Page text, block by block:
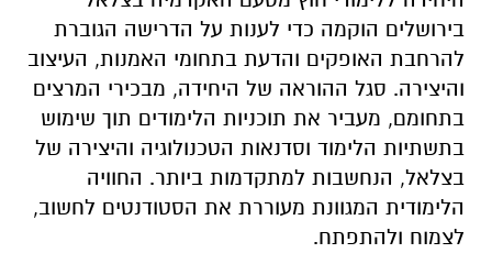
בירושלים הוקמה כדי לענות על הדרישה הגוברת
להרחבת האופקים והדעת בתחומי האמנות, העיצוב
והיצירה. סגל ההוראה של היחידה, מבכירי המרצים
בתחומם, מעביר את תוכניות הלימודים תוך שימוש
בתשתיות הלימוד וסדנאות הטכנולוגיה והיצירה של
בצלאל, הנחשבות למתקדמות ביותר. החוויה
הלימודית המגוונת מעוררת את הסטודנטים לחשוב,
לצמוח ולהתפתח.